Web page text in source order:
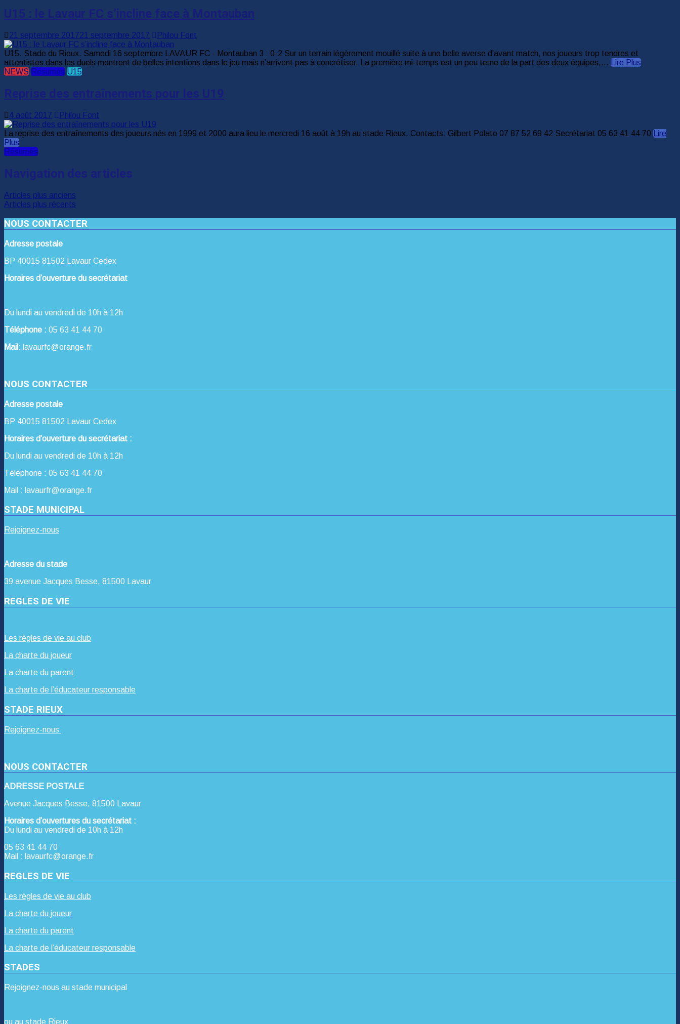
U15 : le Lavaur FC s’incline face à Montauban
21 septembre 201721 septembre 2017 Philou Font
U15. Stade du Rieux. Samedi 16 septembre LAVAUR FC - Montauban 3 : 0-2 Sur un terrain légèrement mouillé suite à une belle averse d’avant match, nos joueurs trop tendres et
attentistes dans les duels montrent de belles intentions dans le jeu mais n’arrivent pas à concrétiser. La première mi-temps est un peu terne de la part des deux équipes,...
Lire Plus
NEWS Résumés U15
Reprise des entraînements pour les U19
4 août 2017 Philou Font
La reprise des entraînements des joueurs nés en 1999 et 2000 aura lieu le mercredi 16 août à 19h au stade Rieux. Contacts: Gilbert Polato 07 87 52 69 42 Secrétariat 05 63 41 44 70
Lire
Plus
Résumés
Navigation des articles
Articles plus anciens
Articles plus récents
NOUS CONTACTER
Adresse postale
BP 40015 81502 Lavaur Cedex
Horaires d’ouverture du secrétariat
Du lundi au vendredi de 10h à 12h
Téléphone : 05 63 41 44 70
Mail : lavaurfc@orange.fr
NOUS CONTACTER
Adresse postale
BP 40015 81502 Lavaur Cedex
Horaires d’ouverture du secrétariat :
Du lundi au vendredi de 10h à 12h
Téléphone : 05 63 41 44 70
Mail : lavaurfr@orange.fr
STADE MUNICIPAL
Rejoignez-nous
Adresse du stade
39 avenue Jacques Besse, 81500 Lavaur
REGLES DE VIE
Les règles de vie au club
La charte du joueur
La charte du parent
La charte de l’éducateur responsable
STADE RIEUX
Rejoignez-nous
NOUS CONTACTER
ADRESSE POSTALE
Avenue Jacques Besse, 81500 Lavaur
Horaires d’ouvertures du secrétariat :
Du lundi au vendredi de 10h à 12h
05 63 41 44 70
Mail : lavaurfc@orange.fr
REGLES DE VIE
Les règles de vie au club
La charte du joueur
La charte du parent
La charte de l’éducateur responsable
STADES
Rejoignez-nous au stade municipal
ou au stade Rieux